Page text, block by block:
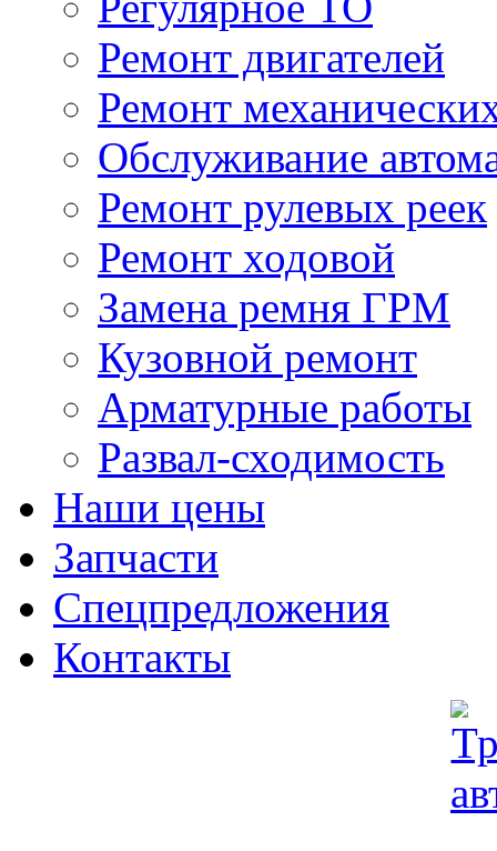
Ремонт двигателей
Ремонт
Обслуживание
Ремонт рулевых реек
Ремонт ходовой
Замена ремня ГРМ
Кузовной ремонт
Арматурные работы
Развал-сходимость
Наши цены
Запчасти
Спецпредложения
Контакты